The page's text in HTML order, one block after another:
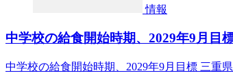
情報
中学校の給食開始時期、2029年9月目
中学校の給食開始時期、2029年9月目標 三重